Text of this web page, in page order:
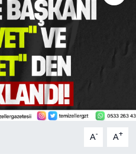
A- A+